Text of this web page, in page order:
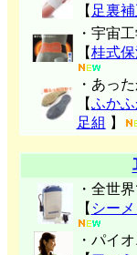
【 足裏
・宇宙
【桂式
・あっ
【ふか
足組 】
・全世
【 シー
・パイ